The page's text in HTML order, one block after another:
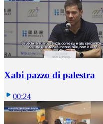
Xabi pazzo di palestra
00:24